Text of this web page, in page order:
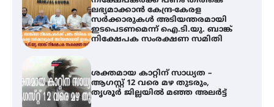
ശക്തമായ കാറ്റിന് സാധ്യത –
ആഗസ്റ്റ് 12 വരെ മഴ തുടരും,
തൃശൂർ ജില്ലയിൽ മഞ്ഞ അലർട്ട്
ശക്തമായ മഴ തുടരുന്നു – തൃശൂർ
ജില്ലയിൽ എല്ലാ വിദ്യാഭ്യാസ
സ്ഥാപനങ്ങൾക്കും ശനിയാഴ്ച
അവധി